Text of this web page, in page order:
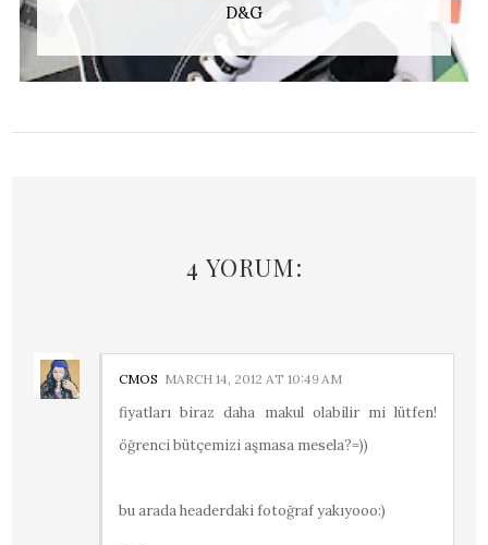
D&G
4 YORUM:
CMOS MARCH 14, 2012 AT 10:49 AM
fiyatları biraz daha makul olabilir mi lütfen!
öğrenci bütçemizi aşmasa mesela?=))
bu arada headerdaki fotoğraf yakıyooo:)